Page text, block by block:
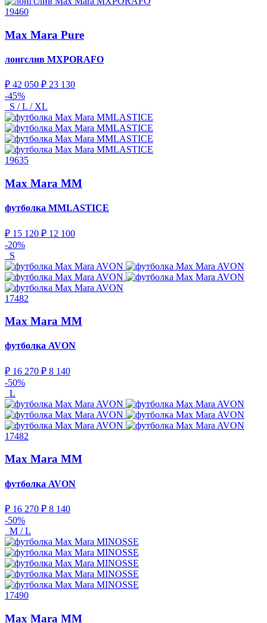
19460
Max Mara Pure
лонгслив MXPORAFO
₽ 42 050 ₽ 23 130
-45%
S / L / XL
19635
Max Mara MM
футболка MMLASTICE
₽ 15 120 ₽ 12 100
-20%
S
17482
Max Mara MM
футболка AVON
₽ 16 270 ₽ 8 140
-50%
L
17482
Max Mara MM
футболка AVON
₽ 16 270 ₽ 8 140
-50%
M / L
17490
Max Mara MM